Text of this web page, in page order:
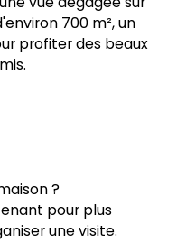
700 m², un
profiter des beaux
?
pour plus
une visite.